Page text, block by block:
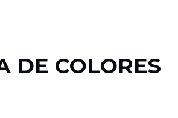
DE COLORES